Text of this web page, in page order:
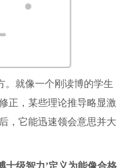
。就像一个刚读博的学生
正，某些理论推导略显激
，它能迅速领会意思并大
士级智力’定义为能像合格